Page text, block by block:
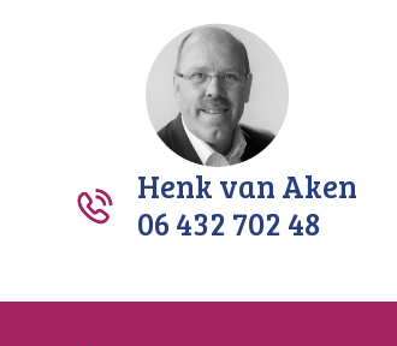
Henk van Aken
06 432 702 48